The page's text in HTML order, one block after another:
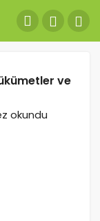
ve
okundu